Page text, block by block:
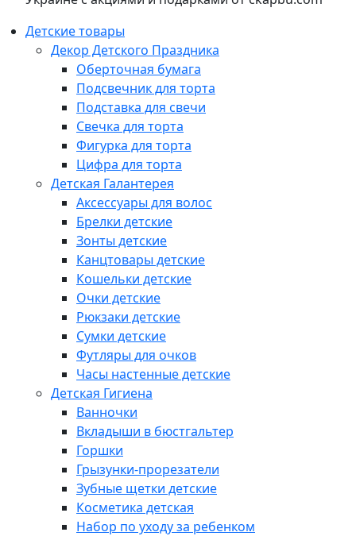
Детские товары
Декор Детского Праздника
Оберточная бумага
Подсвечник для торта
Подставка для свечи
Свечка для торта
Фигурка для торта
Цифра для торта
Детская Галантерея
Аксессуары для волос
Брелки детские
Зонты детские
Канцтовары детские
Кошельки детские
Очки детские
Рюкзаки детские
Сумки детские
Футляры для очков
Часы настенные детские
Детская Гигиена
Ванночки
Вкладыши в бюстгальтер
Горшки
Грызунки-прорезатели
Зубные щетки детские
Косметика детская
Набор по уходу за ребенком